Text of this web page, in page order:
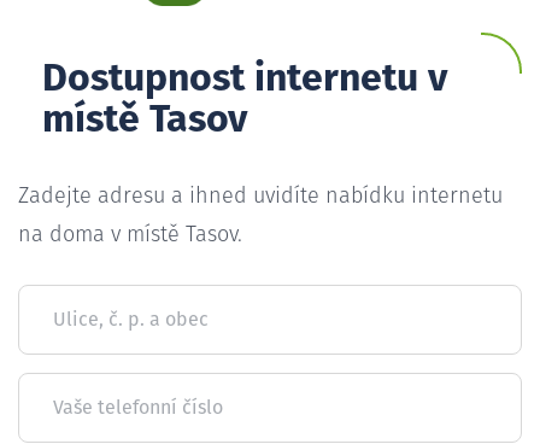
Dostupnost internetu v
místě Tasov
Zadejte adresu a ihned uvidíte nabídku internetu
na doma v místě Tasov.
Ulice, č. p. a obec
Vaše telefonní číslo